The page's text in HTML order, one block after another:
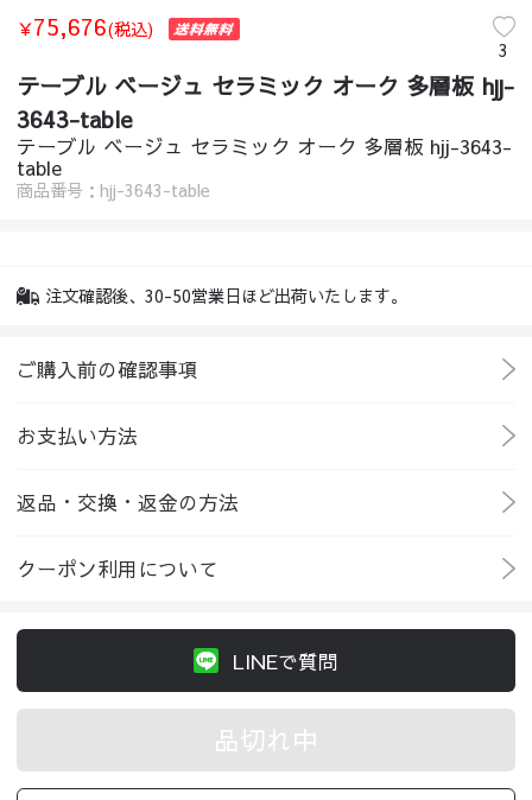
￥75,676(税込)
3
テーブル ベージュ セラミック オーク 多層板 hjj-
3643-table
テーブル ベージュ セラミック オーク 多層板 hjj-3643-
table
商品番号：hjj-3643-table
注文確認後、30-50営業日ほど出荷いたします。
ご購入前の確認事項
お支払い方法
返品・交換・返金の方法
クーポン利用について
LINEで質問
品切れ中